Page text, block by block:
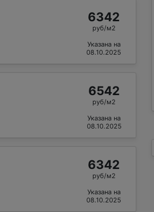
6342
руб/м2
Указана на
08.10.2025
6542
руб/м2
Указана на
08.10.2025
6342
руб/м2
Указана на
08.10.2025